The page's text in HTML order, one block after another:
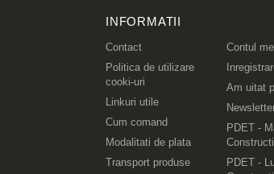
INFORMATII
Contact
Politica de utilizare
cooki-uri
Linkuri utile
Cum comand
Modalitati de plata
Transport produse
Contul
Am uitat
PDET -
PDET -